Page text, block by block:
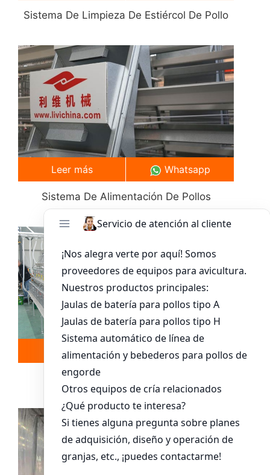
Sistema De Limpieza De Estiércol De Pollo
Sistema De Alimentación De Pollos
Leer más Whatsapp
Sistema De Jaula Para Pollitos
Leer más Whatsapp